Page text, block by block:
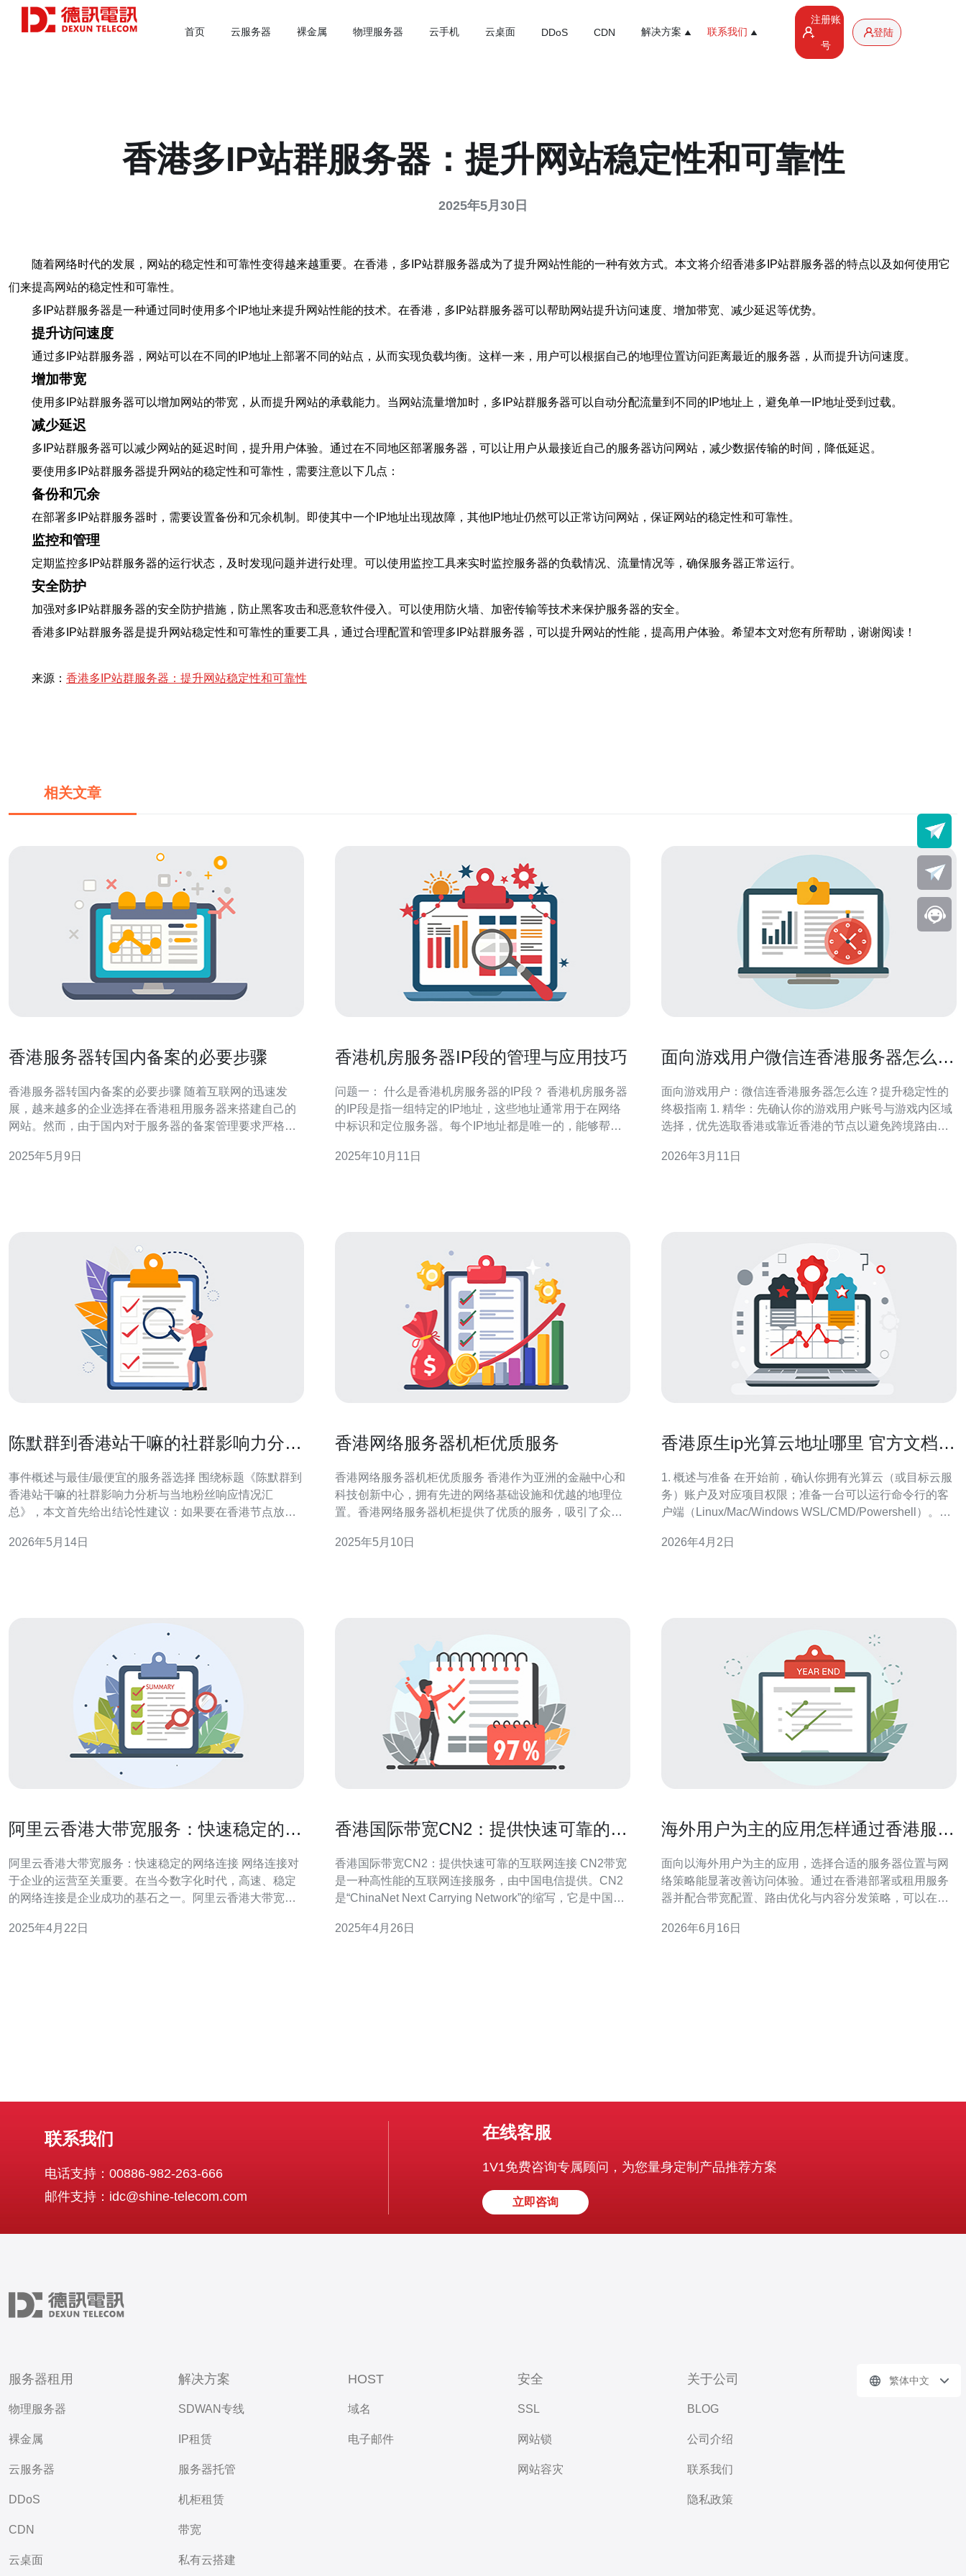
首页 云服务器 裸金属 物理服务器 云手机 云桌面 DDoS CDN 解决方案 联系我们
注册账
号
登陆
香港多IP站群服务器：提升网站稳定性和可靠性
2025年5月30日
随着网络时代的发展，网站的稳定性和可靠性变得越来越重要。在香港，多IP站群服务器成为了提升网站性能的一种有效方式。本文将介绍香港多IP站群服务器的特点以及如何使用它
们来提高网站的稳定性和可靠性。
多IP站群服务器是一种通过同时使用多个IP地址来提升网站性能的技术。在香港，多IP站群服务器可以帮助网站提升访问速度、增加带宽、减少延迟等优势。
提升访问速度
通过多IP站群服务器，网站可以在不同的IP地址上部署不同的站点，从而实现负载均衡。这样一来，用户可以根据自己的地理位置访问距离最近的服务器，从而提升访问速度。
增加带宽
使用多IP站群服务器可以增加网站的带宽，从而提升网站的承载能力。当网站流量增加时，多IP站群服务器可以自动分配流量到不同的IP地址上，避免单一IP地址受到过载。
减少延迟
多IP站群服务器可以减少网站的延迟时间，提升用户体验。通过在不同地区部署服务器，可以让用户从最接近自己的服务器访问网站，减少数据传输的时间，降低延迟。
要使用多IP站群服务器提升网站的稳定性和可靠性，需要注意以下几点：
备份和冗余
在部署多IP站群服务器时，需要设置备份和冗余机制。即使其中一个IP地址出现故障，其他IP地址仍然可以正常访问网站，保证网站的稳定性和可靠性。
监控和管理
定期监控多IP站群服务器的运行状态，及时发现问题并进行处理。可以使用监控工具来实时监控服务器的负载情况、流量情况等，确保服务器正常运行。
安全防护
加强对多IP站群服务器的安全防护措施，防止黑客攻击和恶意软件侵入。可以使用防火墙、加密传输等技术来保护服务器的安全。
香港多IP站群服务器是提升网站稳定性和可靠性的重要工具，通过合理配置和管理多IP站群服务器，可以提升网站的性能，提高用户体验。希望本文对您有所帮助，谢谢阅读！
来源： 香港多IP站群服务器：提升网站稳定性和可靠性
相关文章
香港服务器转国内备案的必要步骤
香港服务器转国内备案的必要步骤 随着互联网的迅速发
展，越来越多的企业选择在香港租用服务器来搭建自己的
网站。然而，由于国内对于服务器的备案管理要求严格，
以下是香港服务器转国内备案的必要步骤。 在开始转移香
2025年5月9日
香港机房服务器IP段的管理与应用技巧
问题一： 什么是香港机房服务器的IP段？ 香港机房服务器
的IP段是指一组特定的IP地址，这些地址通常用于在网络
中标识和定位服务器。每个IP地址都是唯一的，能够帮助
根据需求分配一定的IP段，以满足不同客户的需求，比如
2025年10月11日
面向游戏用户微信连香港服务器怎么连
面向游戏用户：微信连香港服务器怎么连？提升稳定性的
终极指南 1. 精华：先确认你的游戏用户账号与游戏内区域
选择，优先选取香港或靠近香港的节点以避免跨境路由震
港专线、UDP优化、分流功能），能显著提升稳定性和降
2026年3月11日
陈默群到香港站干嘛的社群影响力分析
事件概述与最佳/最便宜的服务器选择 围绕标题《陈默群到
香港站干嘛的社群影响力分析与当地粉丝响应情况汇
总》，本文首先给出结论性建议：如果要在香港节点放大
持CDN的云主机节点（如香港机房的主流云服务），最佳
2026年5月14日
香港网络服务器机柜优质服务
香港网络服务器机柜优质服务 香港作为亚洲的金融中心和
科技创新中心，拥有先进的网络基础设施和优越的地理位
置。香港网络服务器机柜提供了优质的服务，吸引了众多
网络服务器机柜的优质服务主要体现在以下几个方面： 1.
2025年5月10日
香港原生ip光算云地址哪里 官方文档与
1. 概述与准备 在开始前，确认你拥有光算云（或目标云服
务）账户及对应项目权限；准备一台可以运行命令行的客
户端（Linux/Mac/Windows WSL/CMD/Powershell）。确
网IP（EIP/弹性IP）。本指南分为：查找官方地址/接口、
2026年4月2日
阿里云香港大带宽服务：快速稳定的网
阿里云香港大带宽服务：快速稳定的网络连接 网络连接对
于企业的运营至关重要。在当今数字化时代，高速、稳定
的网络连接是企业成功的基石之一。阿里云香港大带宽服
带宽的需求。 阿里云香港大带宽服务是阿里云提供的一种
2025年4月22日
香港国际带宽CN2：提供快速可靠的互
香港国际带宽CN2：提供快速可靠的互联网连接 CN2带宽
是一种高性能的互联网连接服务，由中国电信提供。CN2
是“ChinaNet Next Carrying Network”的缩写，它是中国电
互联网连接服务。
2025年4月26日
海外用户为主的应用怎样通过香港服务
面向以海外用户为主的应用，选择合适的服务器位置与网
络策略能显著改善访问体验。通过在香港部署或租用服务
器并配合带宽配置、路由优化与内容分发策略，可以在降
而不必将所有基础设施迁移到海外。 为什么选择香港作为
2026年6月16日
联系我们
电话支持：00886-982-263-666
邮件支持：idc@shine-telecom.com
在线客服
1V1免费咨询专属顾问，为您量身定制产品推荐方案
立即咨询
服务器租用
物理服务器
裸金属
云服务器
DDoS
CDN
云桌面
解决方案
SDWAN专线
IP租赁
服务器托管
机柜租赁
带宽
私有云搭建
HOST
域名
电子邮件
安全
SSL
网站锁
网站容灾
关于公司
BLOG
公司介绍
联系我们
隐私政策
繁体中文